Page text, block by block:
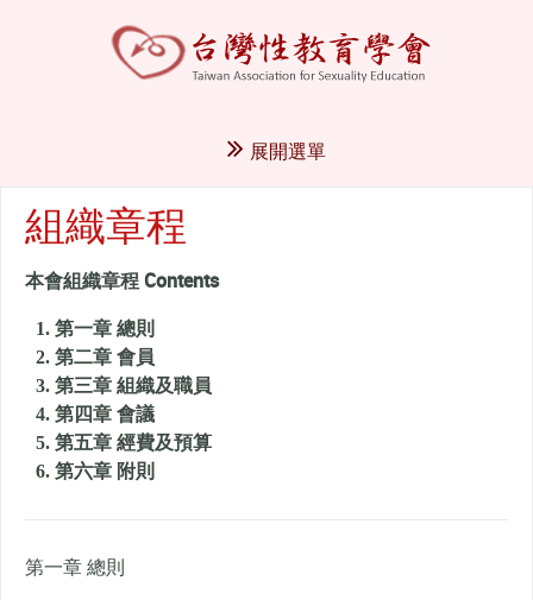
展開選單
組織章程
本會組織章程 Contents
第一章 總則
第二章 會員
第三章 組織及職員
第四章 會議
第五章 經費及預算
第六章 附則
第一章 總則